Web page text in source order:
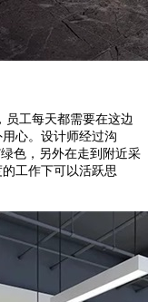
员工每天都需要在这边
心。设计师经过沟
色，另外在走到附近采
工作下可以活跃思